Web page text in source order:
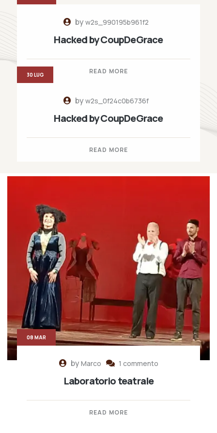
byw2s_990195b961f2
Hacked by CoupDeGrace
READ MORE
byw2s_0f24c0b6736f
Hacked by CoupDeGrace
READ MORE
30 LUG
byMarco 1 commento
Laboratorio teatrale
READ MORE
08 MAR